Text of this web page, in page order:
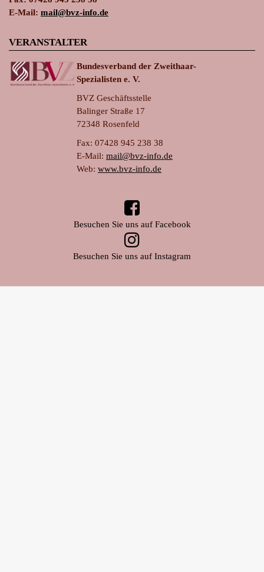
E-Mail: mail@bvz-info.de
VERANSTALTER
Bundesverband der Zweithaar-
Spezialisten e. V.
BVZ Geschäftsstelle
Balinger Straße 17
72348 Rosenfeld
Fax: 07428 945 238 38
E-Mail: mail@bvz-info.de
Web: www.bvz-info.de
Besuchen Sie uns auf Facebook
Besuchen Sie uns auf Instagram